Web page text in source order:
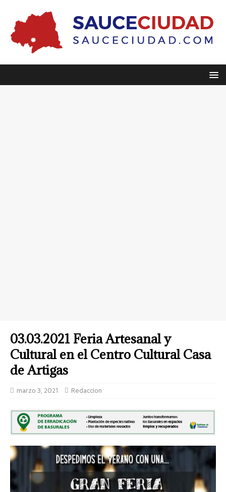
03.03.2021 Feria Artesanal y
Cultural en el Centro Cultural Casa
de Artigas
marzo 3, 2021 Redaccion